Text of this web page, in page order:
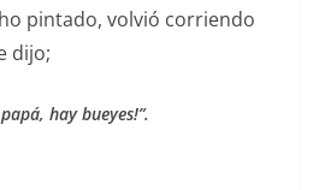
pintado, volvió corriendo
dijo;
hay bueyes!”.